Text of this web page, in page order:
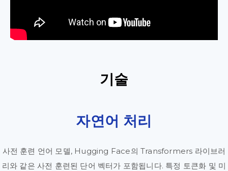
기술
자연어 처리
사전 훈련 언어 모델, Hugging Face의 Transformers 라이브러
리와 같은 사전 훈련된 단어 벡터가 포함됩니다. 특정 토큰화 및 미